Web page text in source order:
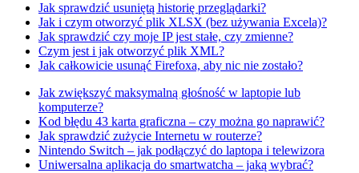
Jak sprawdzić usuniętą historię przeglądarki?
Jak i czym otworzyć plik XLSX (bez używania Excela)?
Jak sprawdzić czy moje IP jest stałe, czy zmienne?
Czym jest i jak otworzyć plik XML?
Jak całkowicie usunąć Firefoxa, aby nic nie zostało?
Jak zwiększyć maksymalną głośność w laptopie lub
komputerze?
Kod błędu 43 karta graficzna – czy można go naprawić?
Jak sprawdzić zużycie Internetu w routerze?
Nintendo Switch – jak podłączyć do laptopa i telewizora
Uniwersalna aplikacja do smartwatcha – jaką wybrać?